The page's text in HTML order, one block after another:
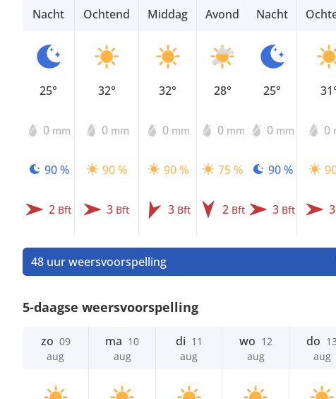
Nacht
25°
0 mm
90 %
2 Bft
Ochtend
32°
0 mm
90 %
3 Bft
Middag
32°
0 mm
90 %
3 Bft
Avond
28°
0 mm
75 %
2 Bft
Nacht
25°
0 mm
90 %
3 Bft
0
3
48 uur weersvoorspelling
5-daagse weersvoorspelling
zo 09
aug
ma 10
aug
di 11
aug
wo 12
aug
do 13
aug